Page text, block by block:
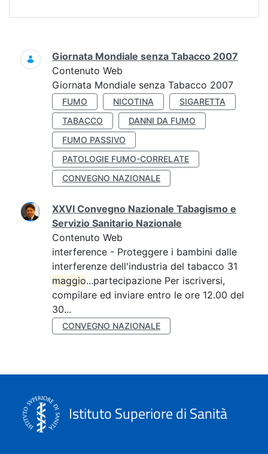
Ricerca
Giornata Mondiale senza Tabacco 2007
Contenuto Web
Giornata Mondiale senza Tabacco 2007
FUMO NICOTINA
SIGARETTA
TABACCO
DANNI DA FUMO
FUMO PASSIVO
PATOLOGIE FUMO-CORRELATE
CONVEGNO NAZIONALE
XXVI Convegno Nazionale Tabagismo e
Servizio Sanitario Nazionale
Contenuto Web
interference - Proteggere i bambini dalle
interferenze dell'industria del tabacco 31
maggio...partecipazione Per iscriversi,
compilare ed inviare entro le ore 12.00 del
30...
CONVEGNO NAZIONALE
Istituto Superiore di Sanità